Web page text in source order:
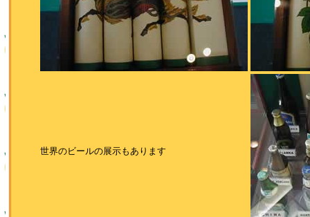
世界のビールの展示もあります